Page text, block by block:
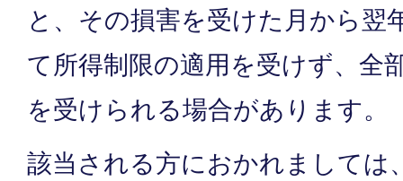
と、その損害を受けた月から翌
て所得制限の適用を受けず、全
を受けられる場合があります。
該当される方におかれましては